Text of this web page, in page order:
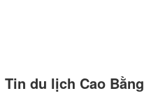
Tin du lịch Cao Bằng